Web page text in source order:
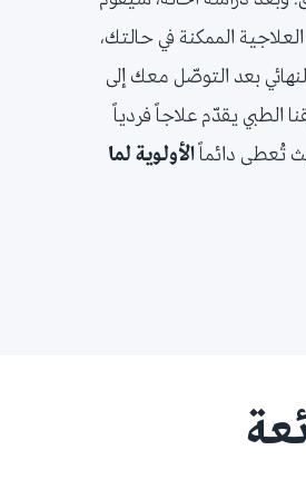
الممكنة في حالتك،
بعد التوصّل معك إلى
الطبي يقدّم علاجاً فردياً
تُعطى دائماً الأولوية لما